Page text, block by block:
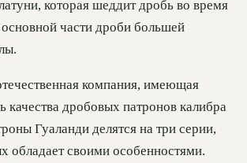
которая шеддит дробь во время
основной части дроби большей
компания, имеющая
качества дробовых патронов калибра
Гуаланди делятся на три серии,
обладает своими особенностями.